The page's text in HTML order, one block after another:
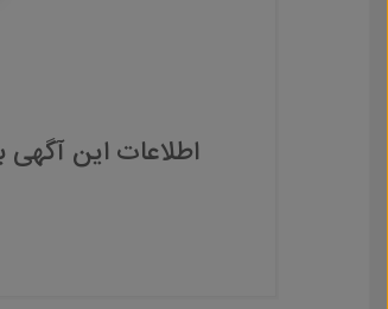
اطلاعات این